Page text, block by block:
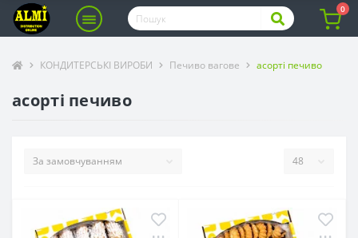
0
КОНДИТЕРСЬКІ ВИРОБИ Печиво вагове асорті печиво
асорті печиво